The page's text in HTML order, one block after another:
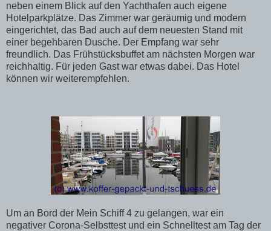
neben einem Blick auf den Yachthafen auch eigene
Hotelparkplätze. Das Zimmer war geräumig und modern
eingerichtet, das Bad auch auf dem neuesten Stand mit
einer begehbaren Dusche. Der Empfang war sehr
freundlich. Das Frühstücksbuffet am nächsten Morgen war
reichhaltig. Für jeden Gast war etwas dabei. Das Hotel
können wir weiterempfehlen.
Um an Bord der Mein Schiff 4 zu gelangen, war ein
negativer Corona-Selbsttest und ein Schnelltest am Tag der